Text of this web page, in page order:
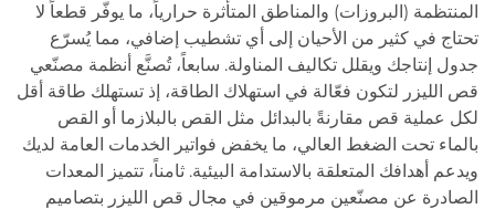
المنتظمة (البروزات) والمناطق المتأثرة حرارياً، ما يوفّر قطعاً لا
تحتاج في كثير من الأحيان إلى أي تشطيب إضافي، مما يُسرّع
جدول إنتاجك ويقلل تكاليف المناولة. سابعاً، تُصنَّع أنظمة مصنّعي
قص الليزر لتكون فعّالة في استهلاك الطاقة، إذ تستهلك طاقة أقل
لكل عملية قص مقارنةً بالبدائل مثل القص بالبلازما أو القص
بالماء تحت الضغط العالي، ما يخفض فواتير الخدمات العامة لديك
ويدعم أهدافك المتعلقة بالاستدامة البيئية. ثامناً، تتميز المعدات
الصادرة عن مصنّعين مرموقين في مجال قص الليزر بتصاميم